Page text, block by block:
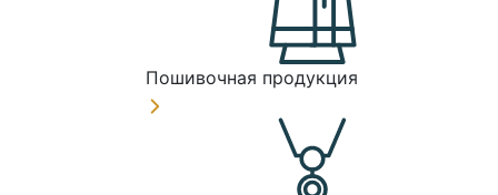
Пошивочная продукция